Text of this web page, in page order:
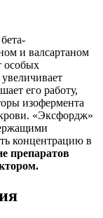
и валсартаном
особых
его работу,
изофермента
«Эксфордж»
концентрацию в
препаратов